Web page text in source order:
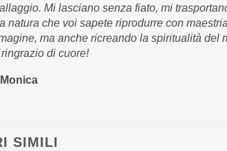
Mi lasciano senza fiato, mi
natura che voi sapete riprodurre con
ma anche ricreando la spiritualità del
di cuore!
SIMILI